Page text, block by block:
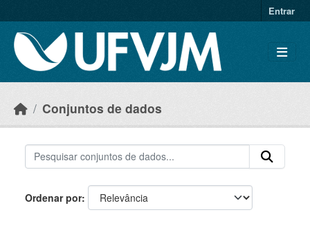
Entrar
Conjuntos de dados
Ordenar por